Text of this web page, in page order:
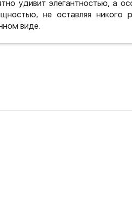
удивит элегантностью, а
не оставляя никого
виде.